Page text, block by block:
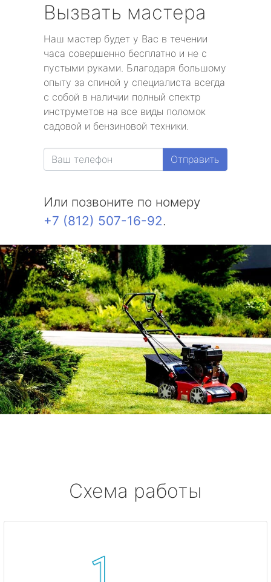
Вызвать мастера
Наш мастер будет у Вас в течении
часа совершенно бесплатно и не с
пустыми руками. Благодаря большому
опыту за спиной у специалиста всегда
с собой в наличии полный спектр
инструметов на все виды поломок
садовой и бензиновой техники.
Отправить
Или позвоните по номеру
+7 (812) 507-16-92.
Схема работы